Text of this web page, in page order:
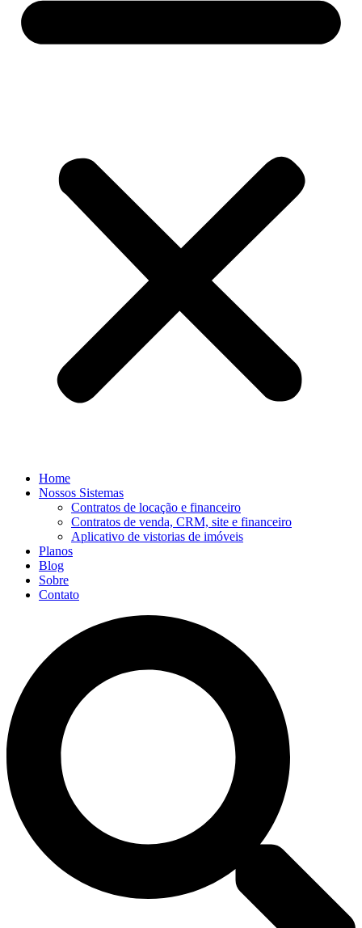
Home
Nossos Sistemas
Contratos de locação e financeiro
Contratos de venda, CRM, site e financeiro
Aplicativo de vistorias de imóveis
Planos
Blog
Sobre
Contato